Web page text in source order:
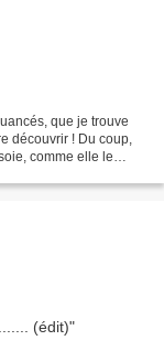
que je trouve
découvrir ! Du coup,
comme elle le